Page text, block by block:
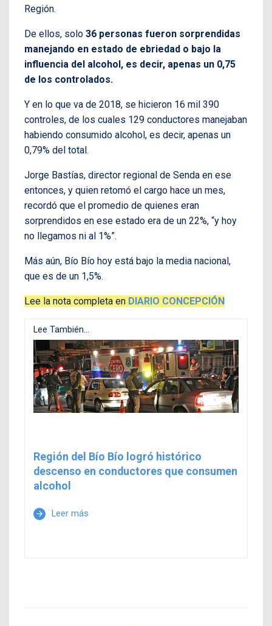
Región.
De ellos, solo 36 personas fueron sorprendidas
manejando en estado de ebriedad o bajo la
influencia del alcohol, es decir, apenas un 0,75
de los controlados.
Y en lo que va de 2018, se hicieron 16 mil 390
controles, de los cuales 129 conductores manejaban
habiendo consumido alcohol, es decir, apenas un
0,79% del total.
Jorge Bastías, director regional de Senda en ese
entonces, y quien retomó el cargo hace un mes,
recordó que el promedio de quienes eran
sorprendidos en ese estado era de un 22%, “y hoy
no llegamos ni al 1%”.
Más aún, Bío Bío hoy está bajo la media nacional,
que es de un 1,5%.
Lee la nota completa en DIARIO CONCEPCIÓN
Lee También...
Región del Bío Bío logró histórico
descenso en conductores que consumen
alcohol
arrow_forward Leer más